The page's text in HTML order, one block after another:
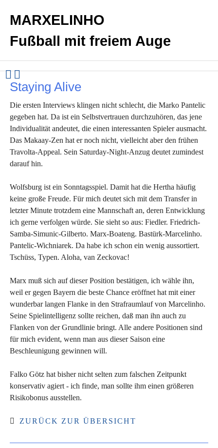
MARXELINHO
Fußball mit freiem Auge
Staying Alive
Die ersten Interviews klingen nicht schlecht, die Marko Pantelic
gegeben hat. Da ist ein Selbstvertrauen durchzuhören, das jene
Individualität andeutet, die einen interessanten Spieler ausmacht.
Das Makaay-Zen hat er noch nicht, vielleicht aber den frühen
Travolta-Appeal. Sein Saturday-Night-Anzug deutet zumindest
darauf hin.
Wolfsburg ist ein Sonntagsspiel. Damit hat die Hertha häufig
keine große Freude. Für mich deutet sich mit dem Transfer in
letzter Minute trotzdem eine Mannschaft an, deren Entwicklung
ich gerne verfolgen würde. Sie sieht so aus: Fiedler. Friedrich-
Samba-Simunic-Gilberto. Marx-Boateng. Bastürk-Marcelinho.
Pantelic-Wichniarek. Da habe ich schon ein wenig aussortiert.
Tschüss, Typen. Aloha, van Zeckovac!
Marx muß sich auf dieser Position bestätigen, ich wähle ihn,
weil er gegen Bayern die beste Chance eröffnet hat mit einer
wunderbar langen Flanke in den Strafraumlauf von Marcelinho.
Seine Spielintelligenz sollte reichen, daß man ihn auch zu
Flanken von der Grundlinie bringt. Alle andere Positionen sind
für mich evident, wenn man aus dieser Saison eine
Beschleunigung gewinnen will.
Falko Götz hat bisher nicht selten zum falschen Zeitpunkt
konservativ agiert - ich finde, man sollte ihm einen größeren
Risikobonus ausstellen.
ZURÜCK ZUR ÜBERSICHT